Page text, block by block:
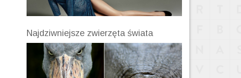
Najdziwniejsze zwierzęta świata